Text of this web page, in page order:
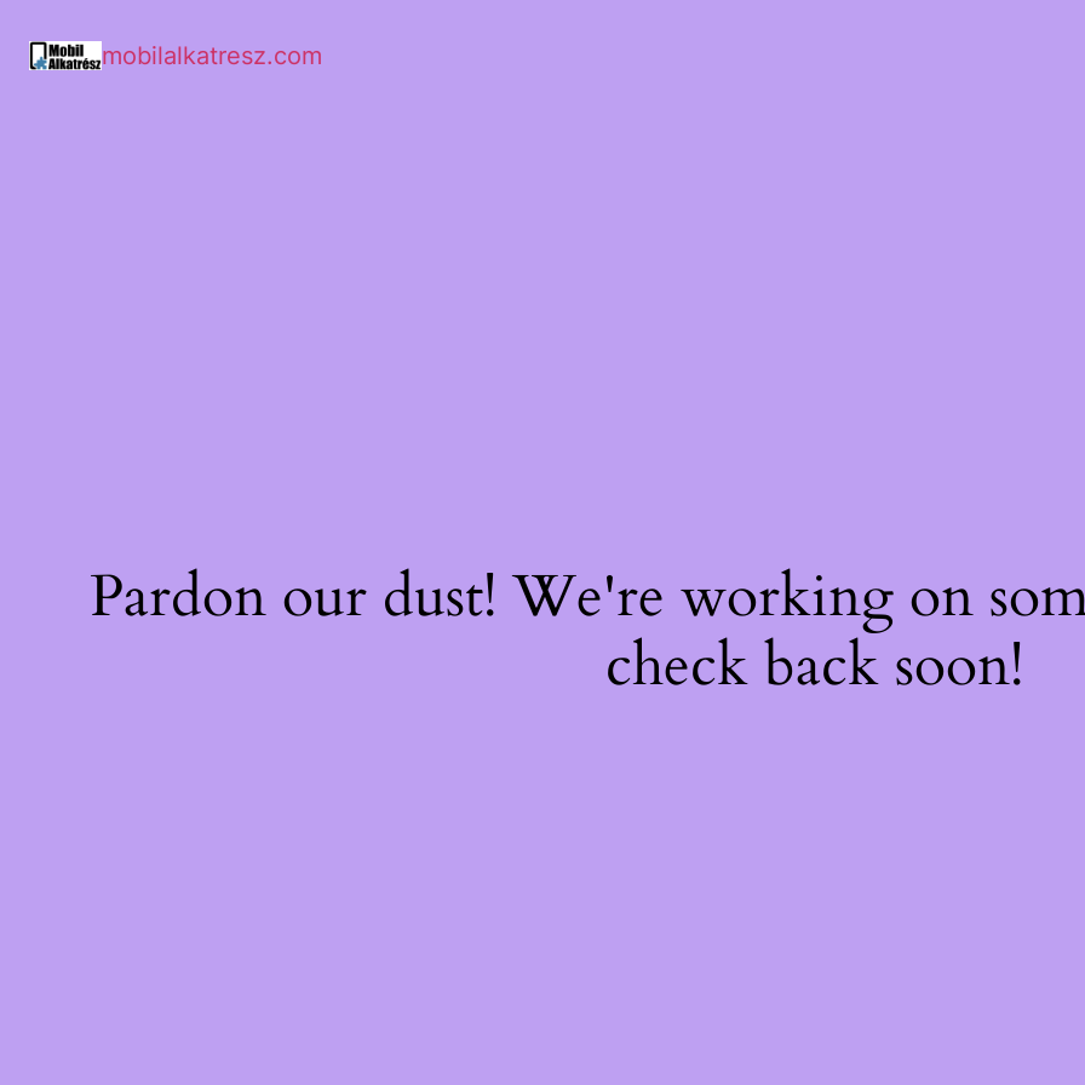
mobilalkatresz.com
Pardon our dust! We're working on
check back soon!